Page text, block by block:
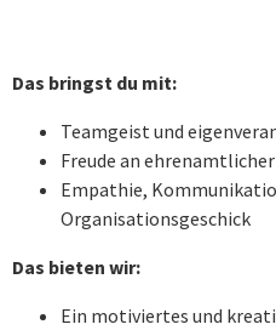
Das bringst du mit:
Teamgeist und
Freude an
Empathie,
Organisationsgeschick
Das bieten wir:
Ein motiviertes und